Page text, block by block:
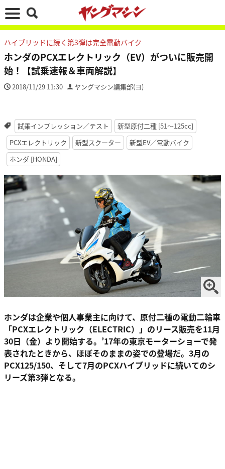
ハイブリッドに続く第3弾は完全電動バイク
ホンダのPCXエレクトリック（EV）がついに販売開
始！【試乗速報＆車両解説】
2018/11/29 11:30 ヤングマシン編集部(ヨ)
試乗インプレッション／テスト
新型原付二種 [51〜125cc]
PCXエレクトリック
新型スクーター
新型EV／電動バイク
ホンダ [HONDA]
ホンダは企業や個人事業主に向けて、原付二種の電動二輪車
「PCXエレクトリック（ELECTRIC）」のリース販売を11月
30日（金）より開始する。’17年の東京モーターショーで発
表されたときから、ほぼそのままの姿での登場だ。3月の
PCX125/150、そして7月のPCXハイブリッドに続いてのシ
リーズ第3弾となる。